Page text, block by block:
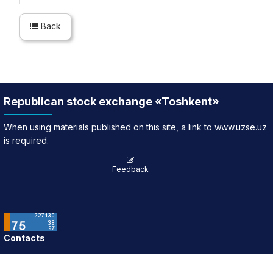
Back
Republican stock exchange «Toshkent»
When using materials published on this site, a link to www.uzse.uz
is required.
Feedback
Contacts